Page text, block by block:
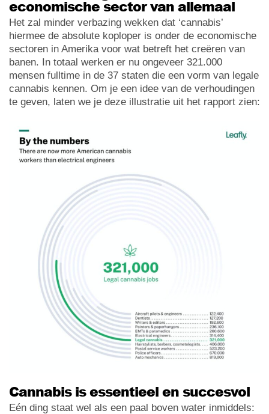
economische sector van allemaal
Het zal minder verbazing wekken dat ‘cannabis’
hiermee de absolute koploper is onder de economische
sectoren in Amerika voor wat betreft het creëren van
banen. In totaal werken er nu ongeveer 321.000
mensen fulltime in de 37 staten die een vorm van legale
cannabis kennen. Om je een idee van de verhoudingen
te geven, laten we je deze illustratie uit het rapport zien:
Cannabis is essentieel en succesvol
Eén ding staat wel als een paal boven water inmiddels: